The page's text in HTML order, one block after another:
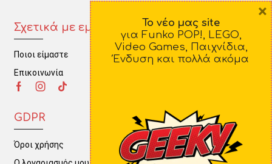
Σχετικά με εμάς
Ποιοι είμαστε
Επικοινωνία
Πληροφορίες
Τρόποι Πληρωμής
GDPR
Όροι χρήσης
Το νέο μας site
για Funko POP!, LEGO,
Video Games, Παιχνίδια,
Ένδυση και πολλά ακόμα
×